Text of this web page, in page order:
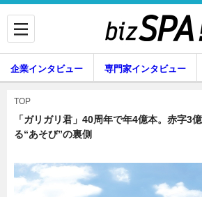
企業インタビュー
企業インタビュー 専門家インタビュー
暮らし
TOP
「ガリガリ君」40周年で年4億本。赤字3
る“あそび”の裏側